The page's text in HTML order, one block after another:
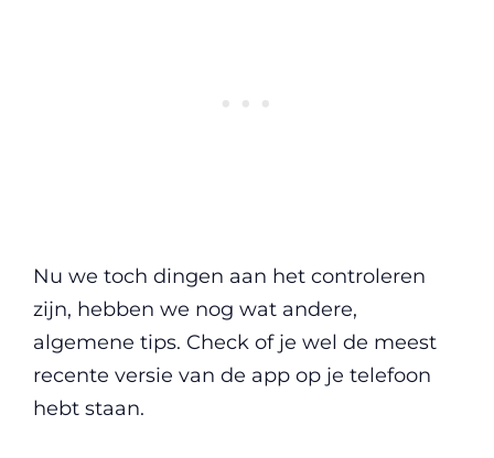
Nu we toch dingen aan het controleren
zijn, hebben we nog wat andere,
algemene tips. Check of je wel de meest
recente versie van de app op je telefoon
hebt staan.